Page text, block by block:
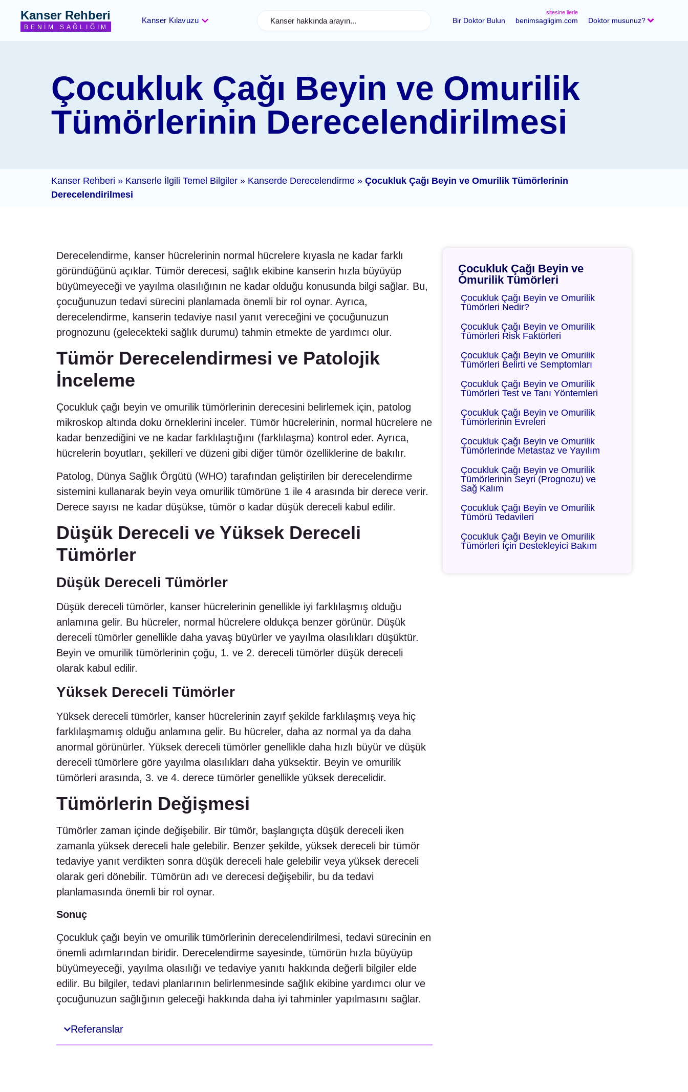
Kanser Rehberi
BENIM SAĞLIĞIM
Kanser Kılavuzu Bir Doktor Bulun benimsagligim.com
sitesine ilerle
Doktor musunuz?
Çocukluk Çağı Beyin ve Omurilik
Tümörlerinin Derecelendirilmesi
Kanser Rehberi » Kanserle İlgili Temel Bilgiler » Kanserde Derecelendirme » Çocukluk Çağı Beyin ve Omurilik Tümörlerinin
Derecelendirilmesi
Derecelendirme, kanser hücrelerinin normal hücrelere kıyasla ne kadar farklı
göründüğünü açıklar. Tümör derecesi, sağlık ekibine kanserin hızla büyüyüp
büyümeyeceği ve yayılma olasılığının ne kadar olduğu konusunda bilgi sağlar. Bu,
çocuğunuzun tedavi sürecini planlamada önemli bir rol oynar. Ayrıca,
derecelendirme, kanserin tedaviye nasıl yanıt vereceğini ve çocuğunuzun
prognozunu (gelecekteki sağlık durumu) tahmin etmekte de yardımcı olur.
Tümör Derecelendirmesi ve Patolojik
İnceleme
Çocukluk çağı beyin ve omurilik tümörlerinin derecesini belirlemek için, patolog
mikroskop altında doku örneklerini inceler. Tümör hücrelerinin, normal hücrelere ne
kadar benzediğini ve ne kadar farklılaştığını (farklılaşma) kontrol eder. Ayrıca,
hücrelerin boyutları, şekilleri ve düzeni gibi diğer tümör özelliklerine de bakılır.
Patolog, Dünya Sağlık Örgütü (WHO) tarafından geliştirilen bir derecelendirme
sistemini kullanarak beyin veya omurilik tümörüne 1 ile 4 arasında bir derece verir.
Derece sayısı ne kadar düşükse, tümör o kadar düşük dereceli kabul edilir.
Düşük Dereceli ve Yüksek Dereceli
Tümörler
Düşük Dereceli Tümörler
Düşük dereceli tümörler, kanser hücrelerinin genellikle iyi farklılaşmış olduğu
anlamına gelir. Bu hücreler, normal hücrelere oldukça benzer görünür. Düşük
dereceli tümörler genellikle daha yavaş büyürler ve yayılma olasılıkları düşüktür.
Beyin ve omurilik tümörlerinin çoğu, 1. ve 2. dereceli tümörler düşük dereceli
olarak kabul edilir.
Yüksek Dereceli Tümörler
Yüksek dereceli tümörler, kanser hücrelerinin zayıf şekilde farklılaşmış veya hiç
farklılaşmamış olduğu anlamına gelir. Bu hücreler, daha az normal ya da daha
anormal görünürler. Yüksek dereceli tümörler genellikle daha hızlı büyür ve düşük
dereceli tümörlere göre yayılma olasılıkları daha yüksektir. Beyin ve omurilik
tümörleri arasında, 3. ve 4. derece tümörler genellikle yüksek derecelidir.
Tümörlerin Değişmesi
Tümörler zaman içinde değişebilir. Bir tümör, başlangıçta düşük dereceli iken
zamanla yüksek dereceli hale gelebilir. Benzer şekilde, yüksek dereceli bir tümör
tedaviye yanıt verdikten sonra düşük dereceli hale gelebilir veya yüksek dereceli
olarak geri dönebilir. Tümörün adı ve derecesi değişebilir, bu da tedavi
planlamasında önemli bir rol oynar.
Sonuç
Çocukluk çağı beyin ve omurilik tümörlerinin derecelendirilmesi, tedavi sürecinin en
önemli adımlarından biridir. Derecelendirme sayesinde, tümörün hızla büyüyüp
büyümeyeceği, yayılma olasılığı ve tedaviye yanıtı hakkında değerli bilgiler elde
edilir. Bu bilgiler, tedavi planlarının belirlenmesinde sağlık ekibine yardımcı olur ve
çocuğunuzun sağlığının geleceği hakkında daha iyi tahminler yapılmasını sağlar.
Referanslar
Çocukluk Çağı Beyin ve
Omurilik Tümörleri
Çocukluk Çağı Beyin ve Omurilik
Tümörleri Nedir?
Çocukluk Çağı Beyin ve Omurilik
Tümörleri Risk Faktörleri
Çocukluk Çağı Beyin ve Omurilik
Tümörleri Belirti ve Semptomları
Çocukluk Çağı Beyin ve Omurilik
Tümörleri Test ve Tanı Yöntemleri
Çocukluk Çağı Beyin ve Omurilik
Tümörlerinin Evreleri
Çocukluk Çağı Beyin ve Omurilik
Tümörlerinde Metastaz ve Yayılım
Çocukluk Çağı Beyin ve Omurilik
Tümörlerinin Seyri (Prognozu) ve
Sağ Kalım
Çocukluk Çağı Beyin ve Omurilik
Tümörü Tedavileri
Çocukluk Çağı Beyin ve Omurilik
Tümörleri İçin Destekleyici Bakım